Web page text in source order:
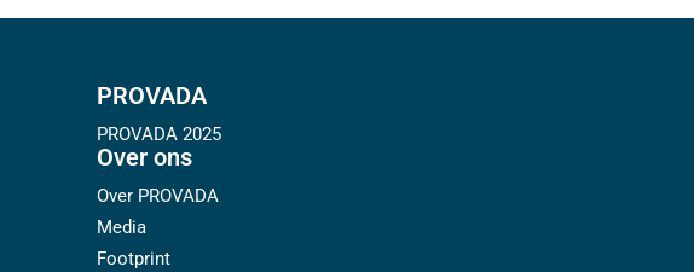
PROVADA
PROVADA 2025
Over ons
Over PROVADA
Media
Footprint